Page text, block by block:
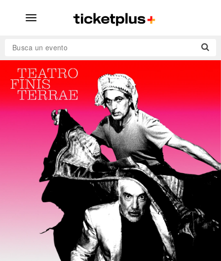
desplegar
Busca un evento